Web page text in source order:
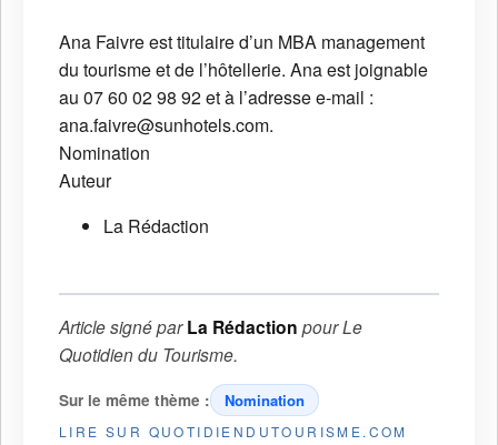
Ana Faivre est titulaire d’un MBA management
du tourisme et de l’hôtellerie. Ana est joignable
au 07 60 02 98 92 et à l’adresse e-mail :
ana.faivre@sunhotels.com.
Nomination
Auteur
La Rédaction
Article signé parLa Rédaction pourLe
Quotidien du Tourisme.
Sur le même thème : Nomination
LIRE SUR QUOTIDIENDUTOURISME.COM